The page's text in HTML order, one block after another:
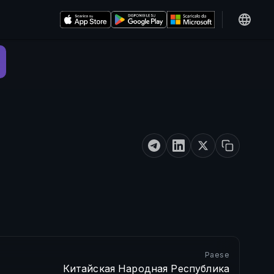
Paese
Китайская Народная Республика